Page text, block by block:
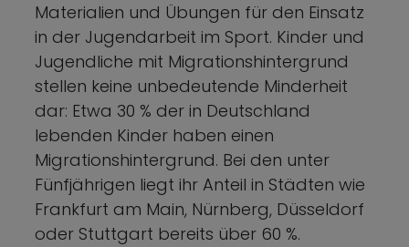
Materialien und Übungen für den Einsatz
in der Jugendarbeit im Sport. Kinder und
Jugendliche mit Migrationshintergrund
stellen keine unbedeutende Minderheit
dar: Etwa 30 % der in Deutschland
lebenden Kinder haben einen
Migrationshintergrund. Bei den unter
Fünfjährigen liegt ihr Anteil in Städten wie
Frankfurt am Main, Nürnberg, Düsseldorf
oder Stuttgart bereits über 60 %.